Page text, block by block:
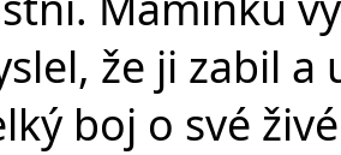
že ji zabil
boj o své